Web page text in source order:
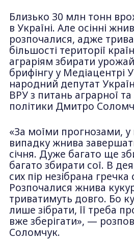
Близько 30 млн тонн
в Україні. Але осінні
розпочалися, адже
більшості території
аграріям збирати
брифінгу у Медіацентрі
народний депутат
ВРУ з питань аграрної
політики Дмитро
«За моїми прогнозами,
випадку жнива
січня. Дуже багато ще
багато збирати сої. В
сих пір незібрана гречка
Розпочалися жнива
триватимуть довго. Бо
лише зібрати, її треба
вже зберігати», —
Соломчук.